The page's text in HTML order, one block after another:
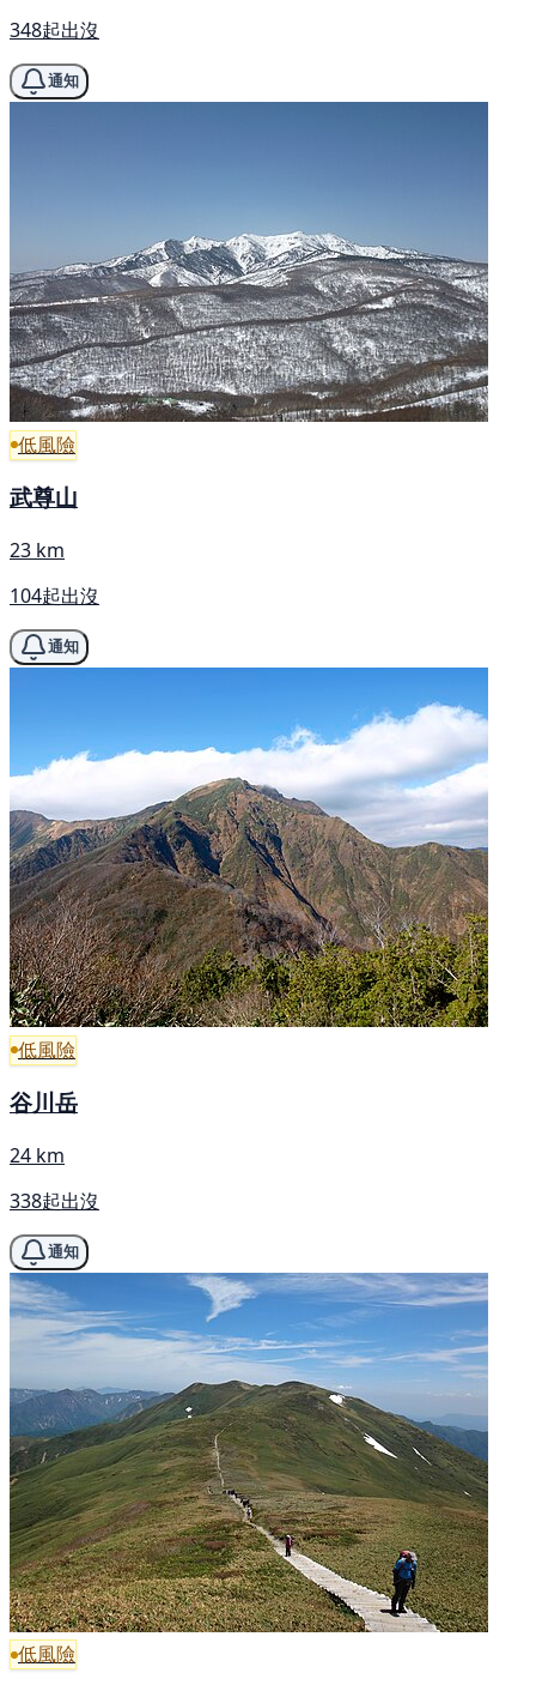
348起出沒
通知
低風險
武尊山
23 km
104起出沒
通知
低風險
谷川岳
24 km
338起出沒
通知
低風險